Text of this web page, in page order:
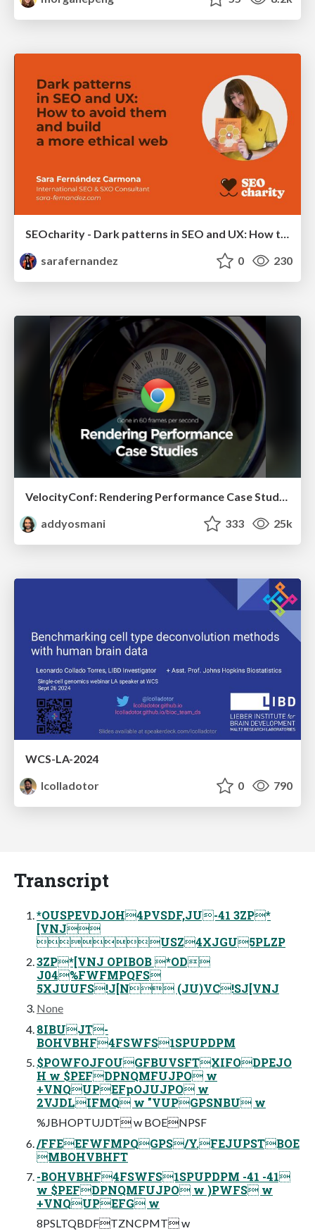
SEOcharity - Dark patterns in SEO and UX: How to avoid them and build a more ethical web
sarafernandez
0 230
VelocityConf: Rendering Performance Case Studies
addyosmani
333 25k
WCS-LA-2024
lcolladotor
0 790
Transcript
*OUSPEVDJOH4PVSDF,JU-41 3ZP*
[VNJ
USZ4XJGU5PLZP
3ZP*[VNJ OPIBOB *OD
J04%FWFMPQFS
5XJUUFS!J[N (JU)VC!SJ[VNJ
None
8IBUJT-
BOHVBHF4FSWFS1SPUPDPM
$POWFOJFOUGFBUVSFTXIFODPEJO
H w $PEFDPNQMFUJPO w
+VNQUPEFpOJUJPO w
2VJDLIFMQ w "VUPGPSNBU w
%JBHOPTUJDT w BOENPSF
/FFEEFWFMPQGPS/Y.FEJUPSTBOE
MBOHVBHFT
-BOHVBHF4FSWFS1SPUPDPM -41 -41
w $PEFDPNQMFUJPO w )PWFS w
+VNQUPEFG w
8PSLTQBDFTZNCPMT w